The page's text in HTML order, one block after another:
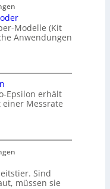
Modelle (Kit
Anwendungen
Epsilon erhält
Messrate
Sind
müssen sie